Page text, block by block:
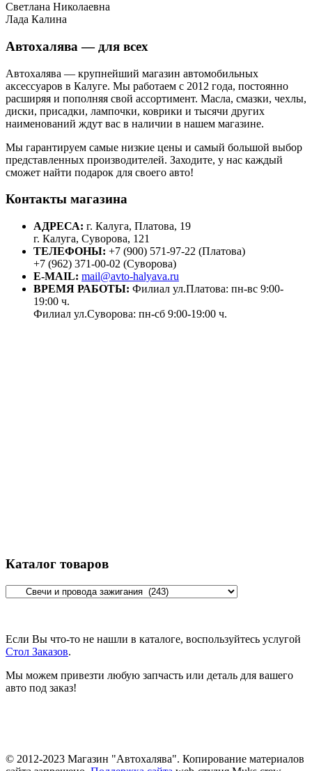
Светлана Николаевна
Лада Калина
Автохалява — для всех
Автохалява — крупнейший магазин автомобильных
аксессуаров в Калуге. Мы работаем с 2012 года, постоянно
расширяя и пополняя свой ассортимент. Масла, смазки, чехлы,
диски, присадки, лампочки, коврики и тысячи других
наименований ждут вас в наличии в нашем магазине.
Мы гарантируем самые низкие цены и самый большой выбор
представленных производителей. Заходите, у нас каждый
сможет найти подарок для своего авто!
Контакты магазина
АДРЕСА: г. Калуга, Платова, 19
г. Калуга, Суворова, 121
ТЕЛЕФОНЫ: +7 (900) 571-97-22 (Платова)
+7 (962) 371-00-02 (Суворова)
E-MAIL: mail@avto-halyava.ru
ВРЕМЯ РАБОТЫ: Филиал ул.Платова: пн-вс 9:00-
19:00 ч.
Филиал ул.Суворова: пн-сб 9:00-19:00 ч.
Каталог товаров
Если Вы что-то не нашли в каталоге, воспользуйтесь услугой
Стол Заказов.
Мы можем привезти любую запчасть или деталь для вашего
авто под заказ!
© 2012-2023 Магазин "Автохалява". Копирование материалов